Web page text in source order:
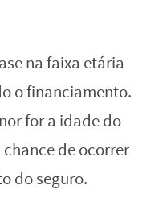
na faixa etária
o financiamento.
for a idade do
de ocorrer
do seguro.